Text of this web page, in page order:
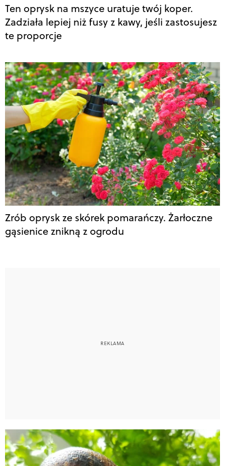
Ten oprysk na mszyce uratuje twój koper.
Zadziała lepiej niż fusy z kawy, jeśli zastosujesz
te proporcje
Zrób oprysk ze skórek pomarańczy. Żarłoczne
gąsienice znikną z ogrodu